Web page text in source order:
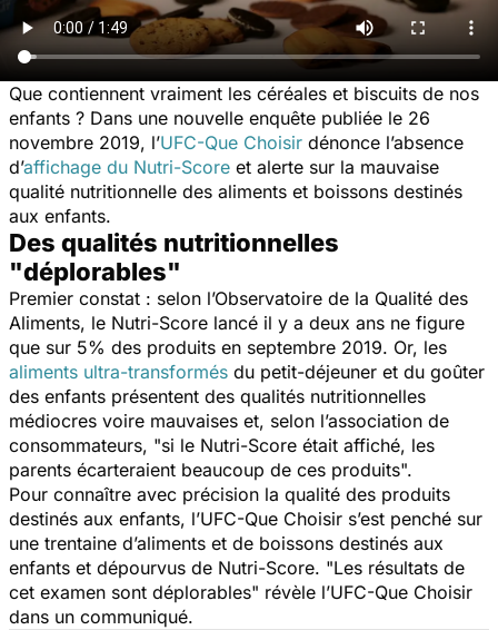
Que contiennent vraiment les céréales et biscuits de nos
enfants ? Dans une nouvelle enquête publiée le 26
novembre 2019, l’UFC-Que Choisir dénonce l’absence
d’affichage du Nutri-Score et alerte sur la mauvaise
qualité nutritionnelle des aliments et boissons destinés
aux enfants.
Des qualités nutritionnelles
"déplorables"
Premier constat : selon l’Observatoire de la Qualité des
Aliments, le Nutri-Score lancé il y a deux ans ne figure
que sur 5% des produits en septembre 2019. Or, les
aliments ultra-transformés du petit-déjeuner et du goûter
des enfants présentent des qualités nutritionnelles
médiocres voire mauvaises et, selon l’association de
consommateurs, "si le Nutri-Score était affiché, les
parents écarteraient beaucoup de ces produits".
Pour connaître avec précision la qualité des produits
destinés aux enfants, l’UFC-Que Choisir s’est penché sur
une trentaine d’aliments et de boissons destinés aux
enfants et dépourvus de Nutri-Score. "Les résultats de
cet examen sont déplorables" révèle l’UFC-Que Choisir
dans un communiqué.